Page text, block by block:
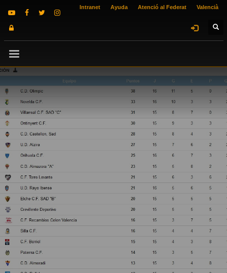
Intranet Ayuda Atenció al Federat Valencià